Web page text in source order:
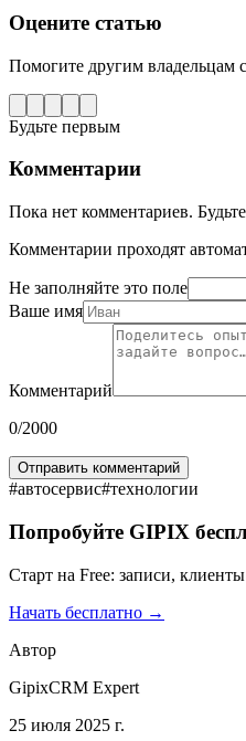
Оцените статью
Помогите другим владельцам
Будьте первым
Комментарии
Пока нет комментариев.
Комментарии проходят
Не заполняйте это поле
Ваше имя
Комментарий
0/2000
Отправить комментарий
#автосервис#технологии
Попробуйте GIPIX
Старт на Free: записи,
Начать бесплатно →
Автор
GipixCRM Expert
25 июля 2025 г.